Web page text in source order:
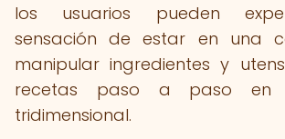
los usuarios pueden
sensación de estar en una
manipular ingredientes y
recetas paso a paso en
tridimensional.